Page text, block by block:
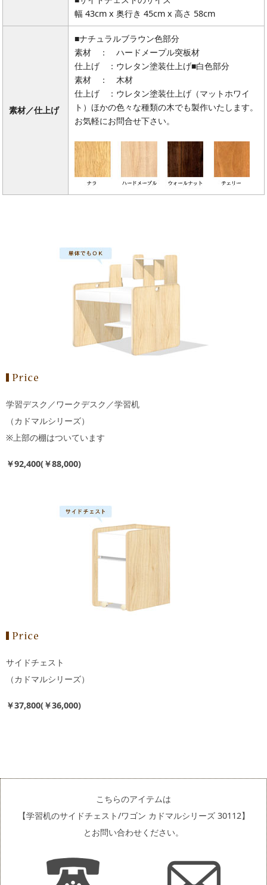
幅 43cm x 奥行き 45cm x 高さ 58cm
素材／仕上げ
■ナチュラルブラウン色部分
素材 ： ハードメープル突板材
仕上げ ：ウレタン塗装仕上げ■白色部分
素材 ： 木材
仕上げ ：ウレタン塗装仕上げ（マットホワイ
ト）ほかの色々な種類の木でも製作いたします。
お気軽にお問合せ下さい。
学習デスク／ワークデスク／学習机
（カドマルシリーズ）
※上部の棚はついています
￥92,400(￥88,000)
サイドチェスト
（カドマルシリーズ）
￥37,800(￥36,000)
こちらのアイテムは
【学習机のサイドチェスト/ワゴン カドマルシリーズ 30112】
とお問い合わせください。